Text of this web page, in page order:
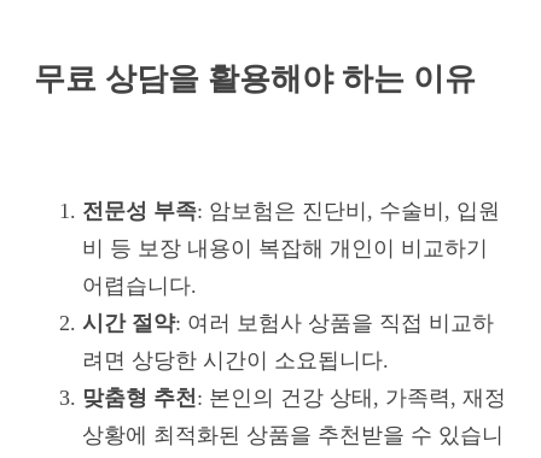
무료 상담을 활용해야 하는 이유
전문성 부족: 암보험은 진단비, 수술비, 입원
비 등 보장 내용이 복잡해 개인이 비교하기
어렵습니다.
시간 절약: 여러 보험사 상품을 직접 비교하
려면 상당한 시간이 소요됩니다.
맞춤형 추천 : 본인의 건강 상태, 가족력, 재정
상황에 최적화된 상품을 추천받을 수 있습니